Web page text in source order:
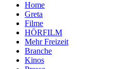
Home
Greta
Filme
HÖRFILM
Mehr Freizeit
Branche
Kinos